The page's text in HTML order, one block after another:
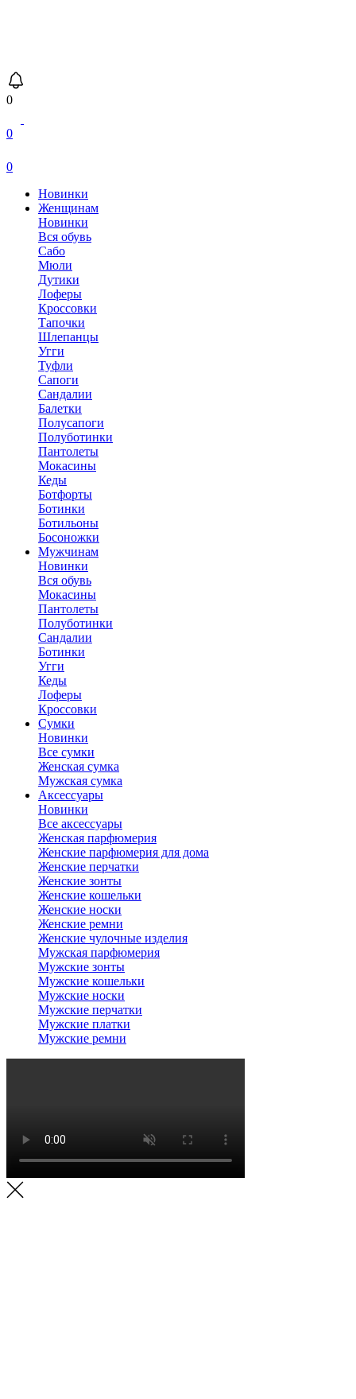
0
0
0
Новинки
Женщинам
Новинки
Вся обувь
Сабо
Мюли
Дутики
Лоферы
Кроссовки
Тапочки
Шлепанцы
Угги
Туфли
Сапоги
Сандалии
Балетки
Полусапоги
Полуботинки
Пантолеты
Мокасины
Кеды
Ботфорты
Ботинки
Ботильоны
Босоножки
Мужчинам
Новинки
Вся обувь
Мокасины
Пантолеты
Полуботинки
Сандалии
Ботинки
Угги
Кеды
Лоферы
Кроссовки
Сумки
Новинки
Все сумки
Женская сумка
Мужская сумка
Аксессуары
Новинки
Все аксессуары
Женская парфюмерия
Женские парфюмерия для дома
Женские перчатки
Женские зонты
Женские кошельки
Женские носки
Женские ремни
Женские чулочные изделия
Мужская парфюмерия
Мужские зонты
Мужские кошельки
Мужские носки
Мужские перчатки
Мужские платки
Мужские ремни